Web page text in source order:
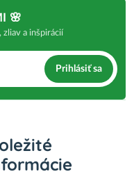
🌸
zliav a inšpirácií
Prihlásiť sa